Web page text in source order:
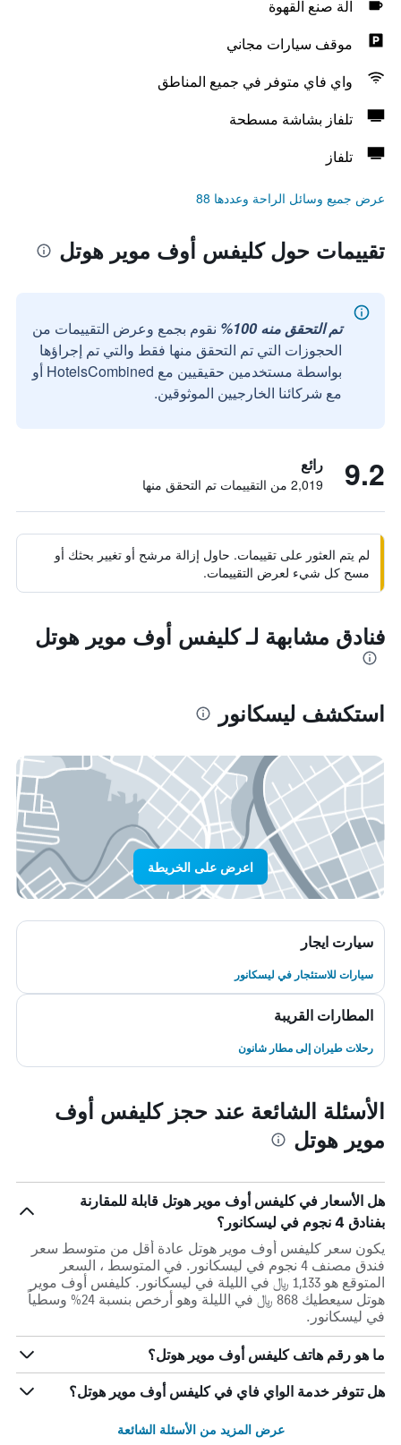
آلة صنع القهوة
موقف سيارات مجاني
واي فاي متوفر في جميع المناطق
تلفاز بشاشة مسطحة
تلفاز
عرض جميع وسائل الراحة وعددها 88
تقييمات حول كليفس أوف موير هوتل
تم التحقق منه 100%
نقوم بجمع وعرض التقييمات من
الحجوزات التي تم التحقق منها فقط والتي تم إجراؤها
بواسطة مستخدمين حقيقيين مع HotelsCombined أو
مع شركائنا الخارجيين الموثوقين.
9.2 رائع
2,019 من التقييمات تم التحقق منها
لم يتم العثور على تقييمات. حاول إزالة مرشح أو تغيير بحثك أو
مسح كل شيء لعرض التقييمات.
فنادق مشابهة لـ كليفس أوف موير هوتل
استكشف ليسكانور
اعرض على الخريطة
سيارت ايجار
سيارات للاستئجار في ليسكانور
المطارات القريبة
رحلات طيران إلى مطار شانون
الأسئلة الشائعة عند حجز كليفس أوف
موير هوتل
هل الأسعار في كليفس أوف موير هوتل قابلة للمقارنة
بفنادق 4 نجوم في ليسكانور؟
يكون سعر كليفس أوف موير هوتل عادة أقل من متوسط ​​سعر
فندق مصنف 4 نجوم في ليسكانور. في المتوسط ، السعر
المتوقع هو 1,133 ﷼ في الليلة في ليسكانور. كليفس أوف موير
هوتل سيعطيك 868 ﷼ في الليلة وهو أرخص بنسبة 24% وسطياً
في ليسكانور.
ما هو رقم هاتف كليفس أوف موير هوتل؟
هل تتوفر خدمة الواي فاي في كليفس أوف موير هوتل؟
عرض المزيد من الأسئلة الشائعة